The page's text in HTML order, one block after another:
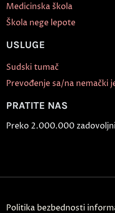
Medicinska škola
Škola nege lepote
USLUGE
Sudski tumač
Prevođenje sa/na nemački
PRATITE NAS
Preko 2.000.000
Politika bezbednosti